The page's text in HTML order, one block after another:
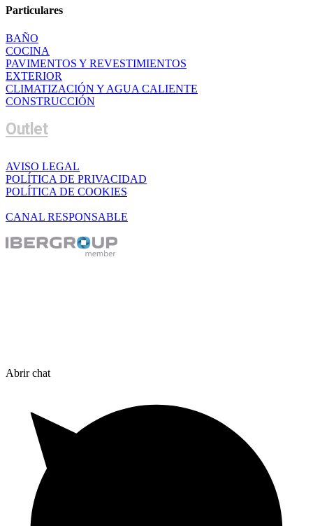
Particulares
BAÑO
COCINA
PAVIMENTOS Y REVESTIMIENTOS
EXTERIOR
CLIMATIZACIÓN Y AGUA CALIENTE
CONSTRUCCIÓN
Outlet
AVISO LEGAL
POLÍTICA DE PRIVACIDAD
POLÍTICA DE COOKIES
CANAL RESPONSABLE
Abrir chat